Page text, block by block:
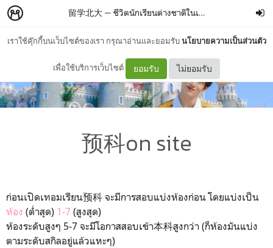
เราใช้คุ๊กกี้บนเว็บไซต์ของเรา กรุณาอ่านและยอมรับนโยบายความเป็นส่วนตัว
เพื่อใช้บริการเว็บไซต์ ยอมรับ ไม่ยอมรับ
留学北大 — ชีวิตนักเรียนต่างชาติในเป่ยต้า
预科on site
ก่อนเปิดเทอมเรียน预科 จะมีการสอบแบ่งห้องก่อน โดยแบ่งเป็น
ห้อง (ต่ำสุด) 1-7 (สูงสุด)
ห้องระดับสูงๆ 5-7 จะมีโอกาสสอบเข้า本科สูงกว่า (ก็ห้องมันแบ่ง
ตามระดับสกิลอยู่แล้วแหะๆ)